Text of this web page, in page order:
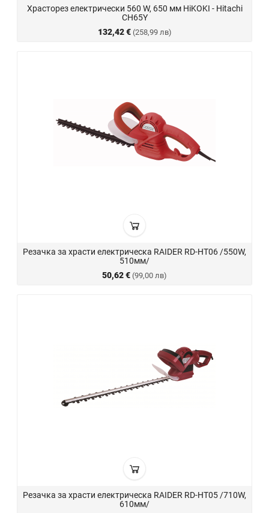
Храсторез електрически 560 W, 650 мм HiKOKI - Hitachi
CH65Y
132,42 € (258,99 лв)
Резачка за храсти eлектрическа RAIDER RD-HT06 /550W,
510мм/
50,62 € (99,00 лв)
Резачка за храсти електрическа RAIDER RD-HT05 /710W,
610мм/